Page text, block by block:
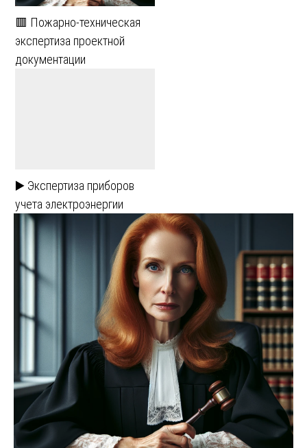
🟥 Пожарно-техническая
экспертиза проектной
документации
▶️ Экспертиза приборов
учета электроэнергии